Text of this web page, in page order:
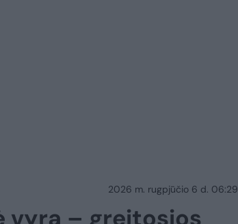
2026 m. rugpjūčio 6 d. 06:29